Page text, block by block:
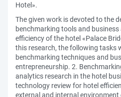
Hotel».
The given work is devoted to the
benchmarking tools and
efficiency of the hotel «Palace
this research, the following tasks
benchmarking techniques and
entrepreneurship. 2.
analytics research in the hotel
technology review for hotel
external and internal environment